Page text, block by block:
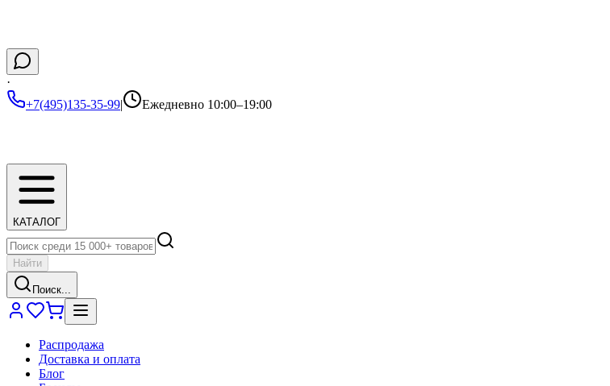
·
+7(495)135-35-99| Ежедневно 10:00–19:00
КАТАЛОГ
Найти
Поиск...
Распродажа
Доставка и оплата
Блог